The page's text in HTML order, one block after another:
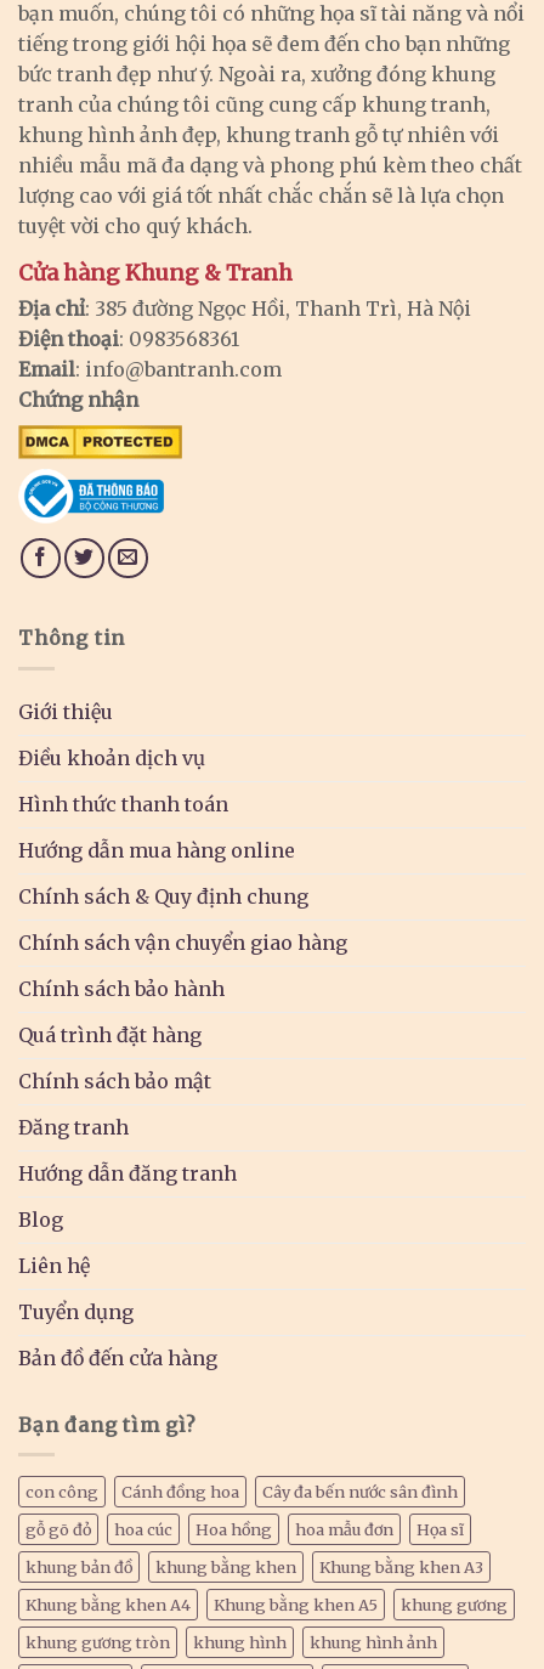
bạn muốn, chúng tôi có những họa sĩ tài năng và nổi
tiếng trong giới hội họa sẽ đem đến cho bạn những
bức tranh đẹp như ý. Ngoài ra, xưởng đóng khung
tranh của chúng tôi cũng cung cấp khung tranh,
khung hình ảnh đẹp, khung tranh gỗ tự nhiên với
nhiều mẫu mã đa dạng và phong phú kèm theo chất
lượng cao với giá tốt nhất chắc chắn sẽ là lựa chọn
tuyệt vời cho quý khách.
Cửa hàng Khung & Tranh
Địa chỉ: 385 đường Ngọc Hồi, Thanh Trì, Hà Nội
Điện thoại: 0983568361
Email: info@bantranh.com
Chứng nhận
Thông tin
Giới thiệu
Điều khoản dịch vụ
Hình thức thanh toán
Hướng dẫn mua hàng online
Chính sách & Quy định chung
Chính sách vận chuyển giao hàng
Chính sách bảo hành
Quá trình đặt hàng
Chính sách bảo mật
Đăng tranh
Hướng dẫn đăng tranh
Blog
Liên hệ
Tuyển dụng
Bản đồ đến cửa hàng
Bạn đang tìm gì?
con công Cánh đồng hoa
Cây đa bến nước sân đình
gỗ gõ đỏ
hoa cúc Hoa hồng hoa mẫu đơn
Họa sĩ
khung bản đồ
khung bằng khen
Khung bằng khen A3
Khung bằng khen A4
Khung bằng khen A5
khung gương
khung gương tròn
khung hình
khung hình ảnh